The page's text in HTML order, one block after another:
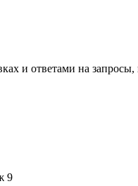
и ответами на
9